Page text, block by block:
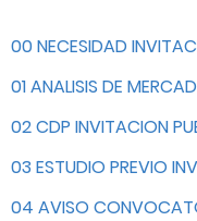
00 NECESIDAD
01 ANALISIS DE
02 CDP INVITACION
03 ESTUDIO PREVIO
04 AVISO